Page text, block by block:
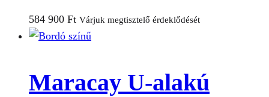
584 900 Ft Várjuk megtisztelő érdeklődését
Maracay U-alakú